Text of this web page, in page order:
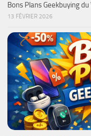
Bons Plans Geekbuying
13 FÉVRIER 2026